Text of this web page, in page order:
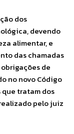
dos
devendo
alimentar, e
das chamadas
de
no novo Código
que tratam dos
pelo juiz